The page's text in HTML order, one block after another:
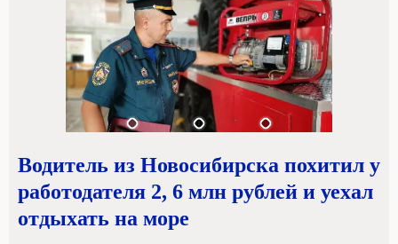
Водитель из Новосибирска похитил у
работодателя 2, 6 млн рублей и уехал
отдыхать на море